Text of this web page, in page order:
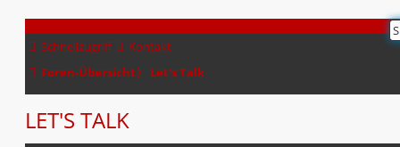
Schnellzugriff
Kontakt
Foren-Übersicht〉 Let's Talk
LET'S TALK